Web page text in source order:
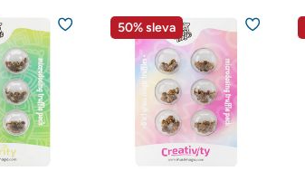
50% sleva